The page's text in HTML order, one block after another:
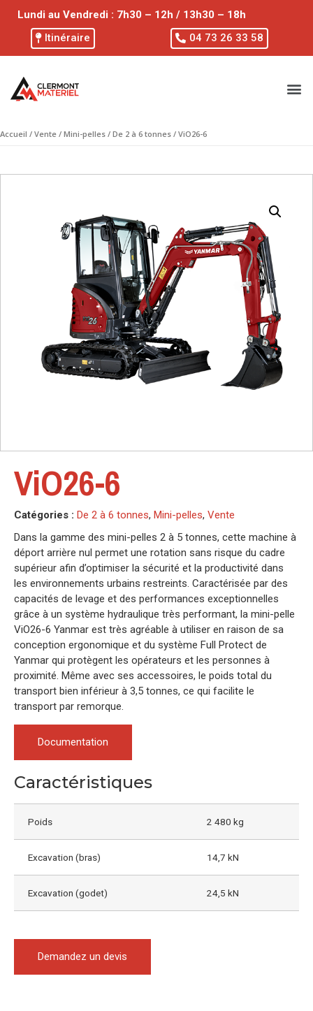
Lundi au Vendredi : 7h30 – 12h / 13h30 – 18h
Itinéraire
04 73 26 33 58
Accueil / Vente / Mini-pelles / De 2 à 6 tonnes / ViO26-6
ViO26-6
Catégories : De 2 à 6 tonnes, Mini-pelles, Vente
Dans la gamme des mini-pelles 2 à 5 tonnes, cette machine à
déport arrière nul permet une rotation sans risque du cadre
supérieur afin d’optimiser la sécurité et la productivité dans
les environnements urbains restreints. Caractérisée par des
capacités de levage et des performances exceptionnelles
grâce à un système hydraulique très performant, la mini-pelle
ViO26-6 Yanmar est très agréable à utiliser en raison de sa
conception ergonomique et du système Full Protect de
Yanmar qui protègent les opérateurs et les personnes à
proximité. Même avec ses accessoires, le poids total du
transport bien inférieur à 3,5 tonnes, ce qui facilite le
transport par remorque.
Documentation
Caractéristiques
Poids 2 480 kg
Excavation (bras) 14,7 kN
Excavation (godet) 24,5 kN
Demandez un devis